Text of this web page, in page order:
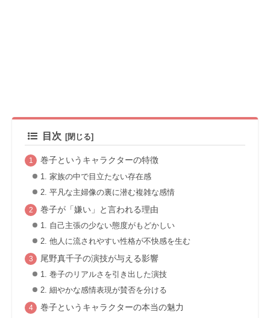
目次
巻子というキャラクターの特徴
1. 家族の中で目立たない存在感
2. 平凡な主婦像の裏に潜む複雑な感情
巻子が「嫌い」と言われる理由
1. 自己主張の少ない態度がもどかしい
2. 他人に流されやすい性格が不快感を生む
尾野真千子の演技が与える影響
1. 巻子のリアルさを引き出した演技
2. 細やかな感情表現が賛否を分ける
巻子というキャラクターの本当の魅力